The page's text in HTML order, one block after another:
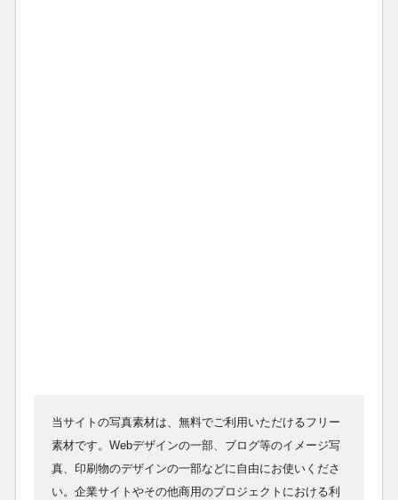
当サイトの写真素材は、無料でご利用いただけるフリー
素材です。Webデザインの一部、ブログ等のイメージ写
真、印刷物のデザインの一部などに自由にお使いくださ
い。企業サイトやその他商用のプロジェクトにおける利